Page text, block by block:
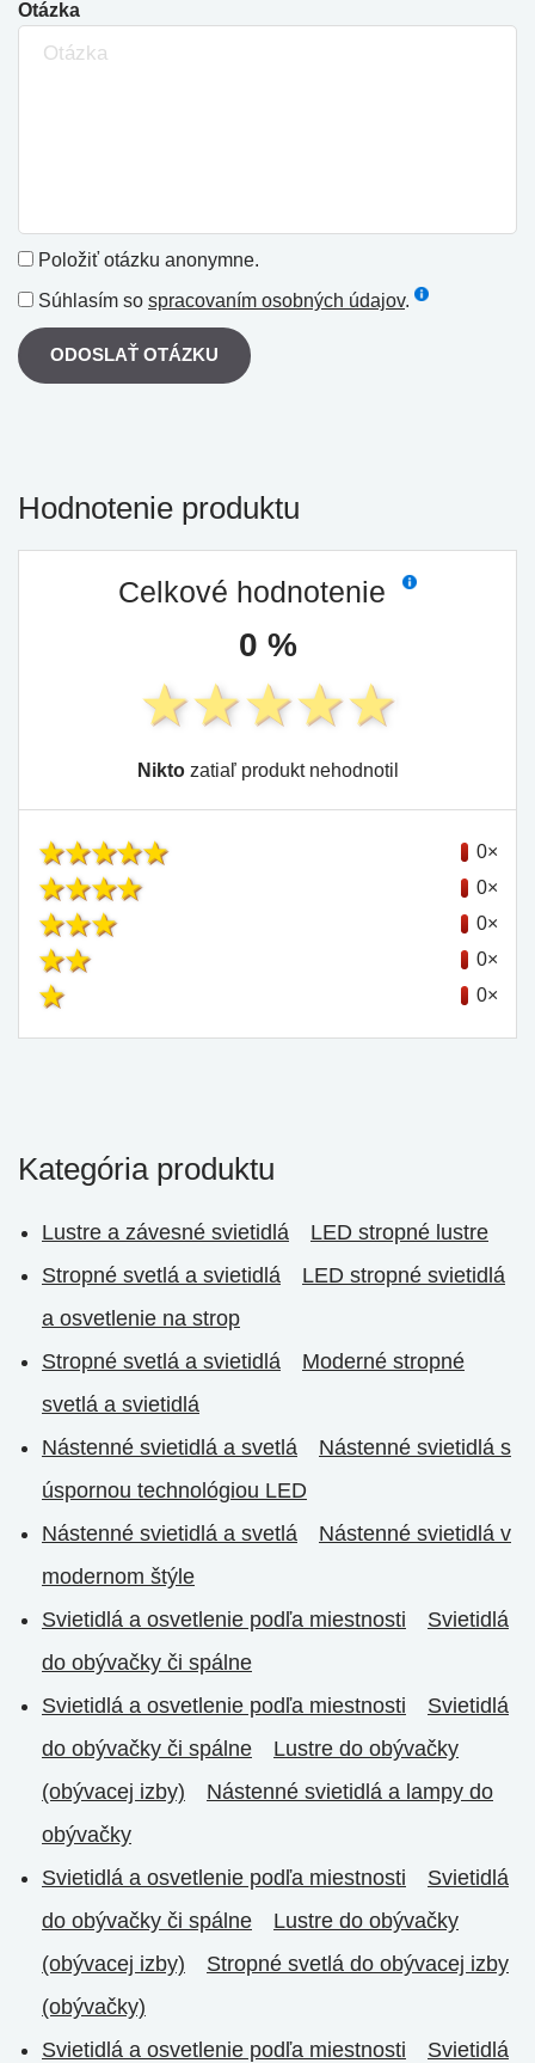
Otázka
Položiť otázku anonymne.
Súhlasím so spracovaním osobných údajov.
ODOSLAŤ OTÁZKU
Hodnotenie produktu
Celkové hodnotenie
0 %
Niktozatiaľ produkt nehodnotil
0×
0×
0×
0×
0×
Kategória produktu
Lustre a závesné svietidlá
LED stropné lustre
Stropné svetlá a svietidlá
LED stropné svietidlá
a osvetlenie na strop
Stropné svetlá a svietidlá
Moderné stropné
svetlá a svietidlá
Nástenné svietidlá a svetlá
Nástenné svietidlá s
úspornou technológiou LED
Nástenné svietidlá a svetlá
Nástenné svietidlá v
modernom štýle
Svietidlá a osvetlenie podľa miestnosti
Svietidlá
do obývačky či spálne
Svietidlá a osvetlenie podľa miestnosti
Svietidlá
do obývačky či spálne
Lustre do obývačky
(obývacej izby)
Nástenné svietidlá a lampy do
obývačky
Svietidlá a osvetlenie podľa miestnosti
Svietidlá
do obývačky či spálne
Lustre do obývačky
(obývacej izby)
Stropné svetlá do obývacej izby
(obývačky)
Svietidlá a osvetlenie podľa miestnosti
Svietidlá